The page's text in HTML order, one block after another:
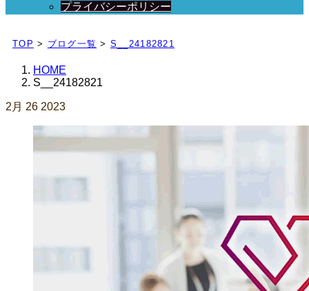
プライバシーポリシー
日々、ブログを更新中！
TOP > ブログ一覧 > S__24182821
HOME
S__24182821
2月 26 2023